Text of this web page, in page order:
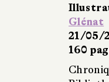
Glénat
21/05/
160